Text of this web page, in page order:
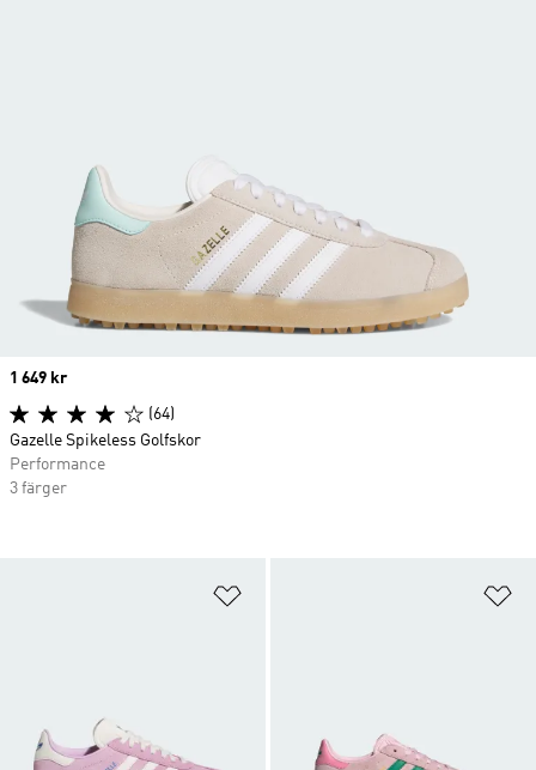
Price
1 649 kr
(64)
Gazelle Spikeless Golfskor
Performance
3 färger